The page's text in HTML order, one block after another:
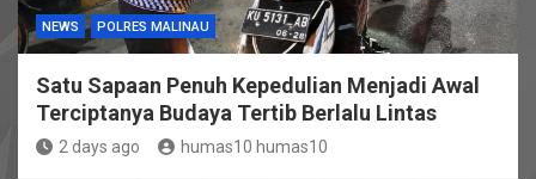
NEWS POLRES MALINAU
Satu Sapaan Penuh Kepedulian Menjadi Awal
Terciptanya Budaya Tertib Berlalu Lintas
2 days ago humas10 humas10